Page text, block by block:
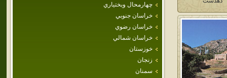
چهارمحال وبختياري
خراسان جنوبي
خراسان رضوي
خراسان شمالي
خوزستان
زنجان
سمنان